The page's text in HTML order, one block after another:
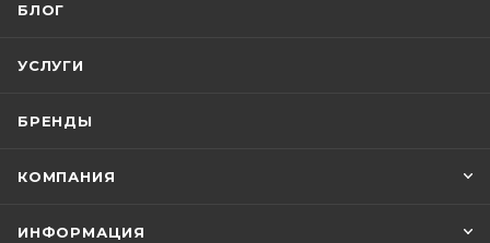
БЛОГ
УСЛУГИ
БРЕНДЫ
КОМПАНИЯ
ИНФОРМАЦИЯ